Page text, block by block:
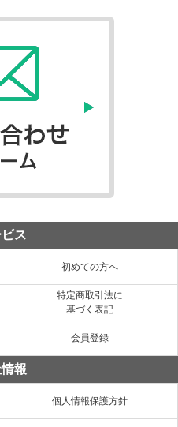
ス
初めての方へ
特定商取引法に
基づく表記
会員登録
報
個人情報保護方針